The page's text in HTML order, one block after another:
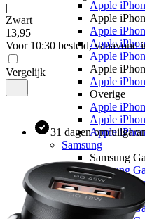
Apple
Apple
Apple
Apple
Apple
Apple
Apple
Overige
Apple
Apple
Apple
Samsung
Samsung
Samsung
Samsung
Samsung
Samsung
|
Zwart
13,95
Voor 10:30 besteld, vanavond
Vergelijk
31 dagen